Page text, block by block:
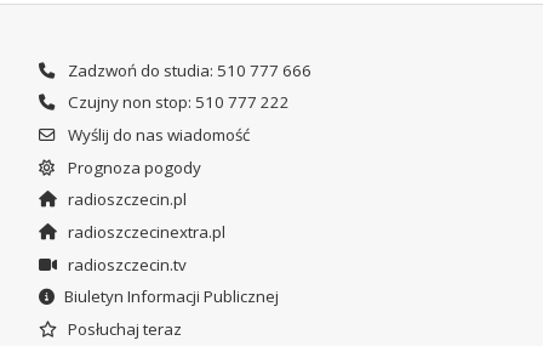
Zadzwoń do studia: 510 777 666
Czujny non stop: 510 777 222
Wyślij do nas wiadomość
Prognoza pogody
radioszczecin.pl
radioszczecinextra.pl
radioszczecin.tv
Biuletyn Informacji Publicznej
Posłuchaj teraz